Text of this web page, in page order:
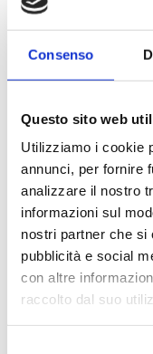
Consenso
Questo sito web
Utilizziamo i cookie
annunci, per fornire
analizzare il nostro
informazioni sul
nostri partner che si
pubblicità e social
con altre
raccolto dal suo
Fuori stock